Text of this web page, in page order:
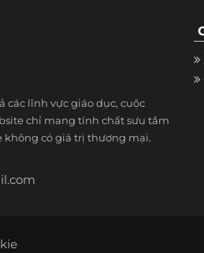
các lĩnh vực giáo dục, cuộc
chỉ mang tính chất sưu tầm
không có giá trị thương mại.